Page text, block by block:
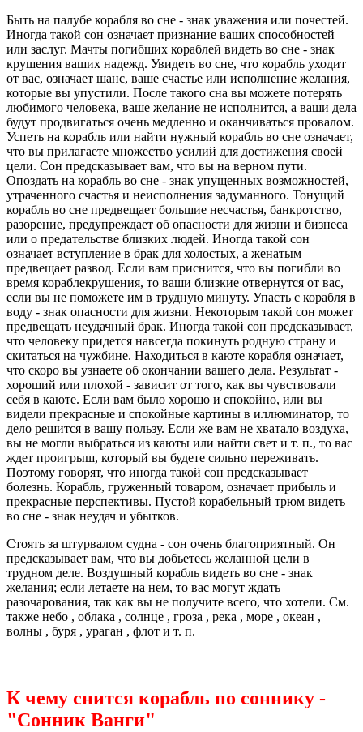
Быть на палубе корабля во сне - знак уважения или почестей.
Иногда такой сон означает признание ваших способностей
или заслуг. Мачты погибших кораблей видеть во сне - знак
крушения ваших надежд. Увидеть во сне, что корабль уходит
от вас, означает шанс, ваше счастье или исполнение желания,
которые вы упустили. После такого сна вы можете потерять
любимого человека, ваше желание не исполнится, а ваши дела
будут продвигаться очень медленно и оканчиваться провалом.
Успеть на корабль или найти нужный корабль во сне означает,
что вы прилагаете множество усилий для достижения своей
цели. Сон предсказывает вам, что вы на верном пути.
Опоздать на корабль во сне - знак упущенных возможностей,
утраченного счастья и неисполнения задуманного. Тонущий
корабль во сне предвещает большие несчастья, банкротство,
разорение, предупреждает об опасности для жизни и бизнеса
или о предательстве близких людей. Иногда такой сон
означает вступление в брак для холостых, а женатым
предвещает развод. Если вам приснится, что вы погибли во
время кораблекрушения, то ваши близкие отвернутся от вас,
если вы не поможете им в трудную минуту. Упасть с корабля в
воду - знак опасности для жизни. Некоторым такой сон может
предвещать неудачный брак. Иногда такой сон предсказывает,
что человеку придется навсегда покинуть родную страну и
скитаться на чужбине. Находиться в каюте корабля означает,
что скоро вы узнаете об окончании вашего дела. Результат -
хороший или плохой - зависит от того, как вы чувствовали
себя в каюте. Если вам было хорошо и спокойно, или вы
видели прекрасные и спокойные картины в иллюминатор, то
дело решится в вашу пользу. Если же вам не хватало воздуха,
вы не могли выбраться из каюты или найти свет и т. п., то вас
ждет проигрыш, который вы будете сильно переживать.
Поэтому говорят, что иногда такой сон предсказывает
болезнь. Корабль, груженный товаром, означает прибыль и
прекрасные перспективы. Пустой корабельный трюм видеть
во сне - знак неудач и убытков.
Стоять за штурвалом судна - сон очень благоприятный. Он
предсказывает вам, что вы добьетесь желанной цели в
трудном деле. Воздушный корабль видеть во сне - знак
желания; если летаете на нем, то вас могут ждать
разочарования, так как вы не получите всего, что хотели. См.
также небо , облака , солнце , гроза , река , море , океан ,
волны , буря , ураган , флот и т. п.
К чему снится корабль по соннику -
"Сонник Ванги"